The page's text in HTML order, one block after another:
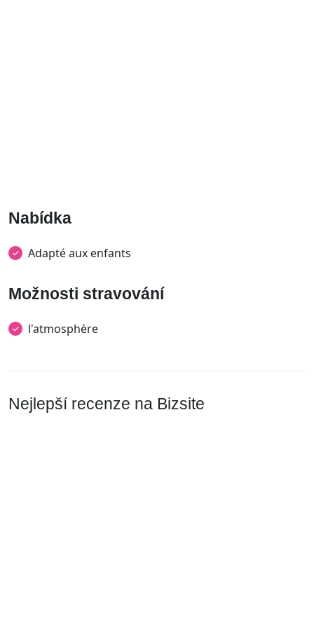
Nabídka
Adapté aux enfants
Možnosti stravování
l'atmosphère
Nejlepší recenze na Bizsite